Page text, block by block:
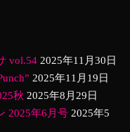
vol.54 2025年11月30日
2025年11月19日
秋 2025年8月29日
2025年6月号 2025年5